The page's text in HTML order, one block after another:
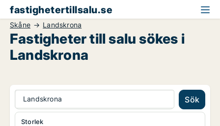
fastighetertillsalu.se
Skåne Landskrona
Fastigheter till salu sökes i
Landskrona
Landskrona Sök
Storlek